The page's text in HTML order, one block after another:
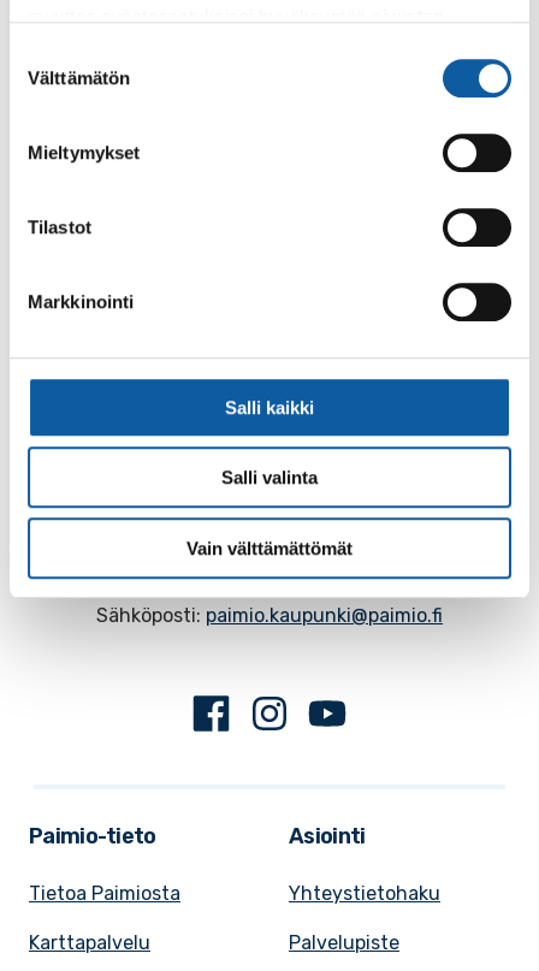
valinta
Välttämätön
Mieltymykset
Tilastot
Markkinointi
Salli kaikki
Salli valinta
Vain välttämättömät
tietokonetta koskeva ohje
Käyntiosoite: Vistantie 18
Postiosoite: PL 50, 21531 PAIMIO
Vaihde: (02) 474 511
Sähköposti: paimio.kaupunki@paimio.fi
FacebookInstagram
Paimio-tieto
Tietoa Paimiosta
Karttapalvelu
Asiointi
Yhteystietohaku
Palvelupiste